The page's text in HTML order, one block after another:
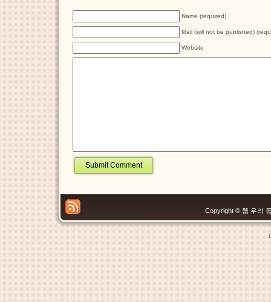
Name (required)
Mail (will not be published)
Website
Copyright © 웹 우리